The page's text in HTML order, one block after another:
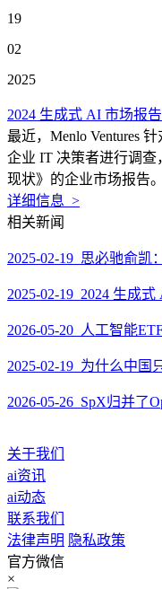
19
02
2025
2024 生成式 AI 市场报
最近，Menlo Ventures
企业 IT 决策者进行调查
现状》的企业市场报告
详细信息 >
相关新闻
2025-02-19 思必驰俞凯
2025-02-19 2024 生成
2026-05-20 人工智能
2025-02-19 为什么中国
2026-05-26 SpX归并了
关于我们
ai资讯
ai动态
联系我们
法律声明 隐私政策
官方微信
×